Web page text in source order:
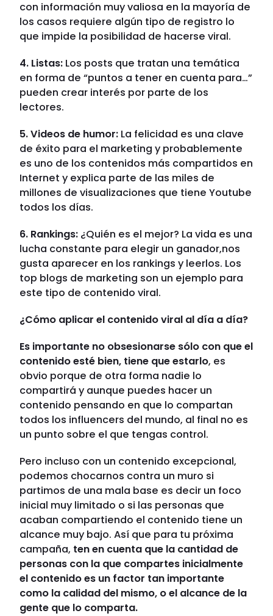
con información muy valiosa en la mayoría de
los casos requiere algún tipo de registro lo
que impide la posibilidad de hacerse viral.
4. Listas: Los posts que tratan una temática
en forma de “puntos a tener en cuenta para…”
pueden crear interés por parte de los
lectores.
5. Videos de humor: La felicidad es una clave
de éxito para el marketing y probablemente
es uno de los contenidos más compartidos en
Internet y explica parte de las miles de
millones de visualizaciones que tiene Youtube
todos los días.
6. Rankings: ¿Quién es el mejor? La vida es una
lucha constante para elegir un ganador,nos
gusta aparecer en los rankings y leerlos. Los
top blogs de marketing son un ejemplo para
este tipo de contenido viral.
¿Cómo aplicar el contenido viral al día a día?
Es importante no obsesionarse sólo con que el
contenido esté bien, tiene que estarlo, es
obvio porque de otra forma nadie lo
compartirá y aunque puedes hacer un
contenido pensando en que lo compartan
todos los influencers del mundo, al final no es
un punto sobre el que tengas control.
Pero incluso con un contenido excepcional,
podemos chocarnos contra un muro si
partimos de una mala base es decir un foco
inicial muy limitado o si las personas que
acaban compartiendo el contenido tiene un
alcance muy bajo. Así que para tu próxima
campaña, ten en cuenta que la cantidad de
personas con la que compartes inicialmente
el contenido es un factor tan importante
como la calidad del mismo, o el alcance de la
gente que lo comparta.